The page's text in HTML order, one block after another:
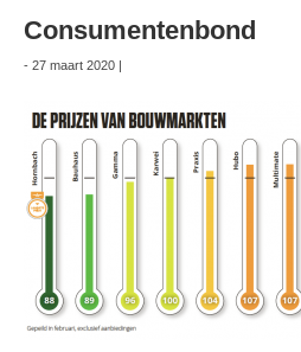
Consumentenbond
- 27 maart 2020 |